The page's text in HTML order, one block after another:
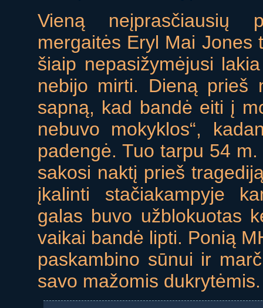
Vieną neįprasčiausių
mergaitės Eryl Mai Jones
šiaip nepasižymėjusi
nebijo mirti. Dieną prieš
sapną, kad bandė eiti į
nebuvo mokyklos“,
padengė. Tuo tarpu 54
sakosi naktį prieš
įkalinti stačiakampyje
galas buvo užblokuotas
vaikai bandė lipti. Ponią
paskambino sūnui ir
savo mažomis